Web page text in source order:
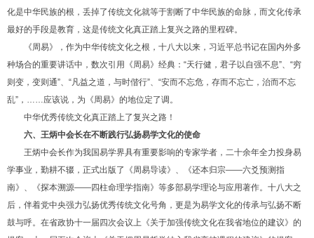
化是中华民族的根，丢掉了传统文化就等于割断了中华民族的命脉，而文化传承
最好的手段是教育，这是传统文化真正踏上复兴之路的里程碑。
《周易》，作为中华传统文化之根，十八大以来，习近平总书记在国内外多
种场合的重要讲话中，数次引用《周易》经典：“天行健，君子以自强不息”、“穷
则变，变则通”、“凡益之道，与时偕行”、“安而不忘危，存而不忘亡，治而不忘
乱”，……应该说，为《周易》的地位定了调。
中华优秀传统文化真正踏上了复兴之路！
六、王炳中会长在不断践行弘扬易学文化的使命
王炳中会长作为我国易学界具有重要影响的专家学者，二十余年全力投身易
学事业，勤耕不辍，正式出版了《周易导读》、《还本归宗——六爻预测指
南》、《探本溯源——四柱命理学指南》等多部易学理论与应用著作。十八大之
后，伴着党中央强力弘扬优秀传统文化号角，更是为易学文化的传承与弘扬不断
鼓与呼。在省政协十一届四次会议上《关于加强传统文化在我省地位的建议》的